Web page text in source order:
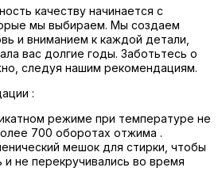
качеству начинается с
мы выбираем. Мы создаем
и вниманием к каждой детали,
вас долгие годы. Заботьтесь о
следуя нашим рекомендациям.
:
режиме при температуре не
700 оборотах отжима .
мешок для стирки, чтобы
и не перекручивались во время